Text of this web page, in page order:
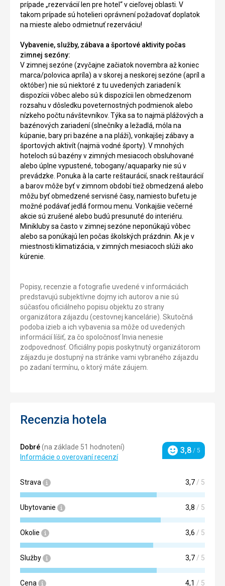
prípade „rezervácií len pre hotel“ v cieľovej oblasti. V
takom prípade sú hotelieri oprávnení požadovať doplatok
na mieste alebo odmietnuť rezerváciu!
Vybavenie, služby, zábava a športové aktivity počas
zimnej sezóny:
V zimnej sezóne (zvyčajne začiatok novembra až koniec
marca/polovica apríla) a v skorej a neskorej sezóne (apríl a
október) nie sú niektoré z tu uvedených zariadení k
dispozícii vôbec alebo sú k dispozícii len obmedzenom
rozsahu v dôsledku poveternostných podmienok alebo
nízkeho počtu návštevníkov. Týka sa to najmä plážových a
bazénových zariadení (slnečníky a ležadlá, móla na
kúpanie, bary pri bazéne a na pláži), vonkajšej zábavy a
športových aktivít (najmä vodné športy). V mnohých
hoteloch sú bazény v zimných mesiacoch obsluhované
alebo úplne vypustené, tobogany/aquaparky nie sú v
prevádzke. Ponuka à la carte reštaurácií, snack reštaurácií
a barov môže byť v zimnom období tiež obmedzená alebo
môžu byť obmedzené servisné časy, namiesto bufetu je
možné podávať jedlá formou menu. Vonkajšie večerné
akcie sú zrušené alebo budú presunuté do interiéru.
Minikluby sa často v zimnej sezóne neponúkajú vôbec
alebo sa ponúkajú len počas školských prázdnin. Ak je v
miestnosti klimatizácia, v zimných mesiacoch slúži ako
kúrenie.
Popisy, recenzie a fotografie uvedené v informáciách
predstavujú subjektívne dojmy ich autorov a nie sú
súčasťou oficiálneho popisu objektu zo strany
organizátora zájazdu (cestovnej kancelárie). Skutočná
podoba izieb a ich vybavenia sa môže od uvedených
informácií líšiť, za čo spoločnosť Invia nenesie
zodpovednosť. Oficiálny popis poskytnutý organizátorom
zájazdu je dostupný na stránke vami vybraného zájazdu
po zadaní termínu, o ktorý máte záujem.
Recenzia hotela
Dobré(na základe 51 hodnotení)
Informácie o overovaní recenzí
Hodnotenie
3,8 / 5
Strava 3,7 / 5
Ubytovanie 3,8 / 5
Okolie 3,6 / 5
Služby 3,7 / 5
Cena 4,1 / 5